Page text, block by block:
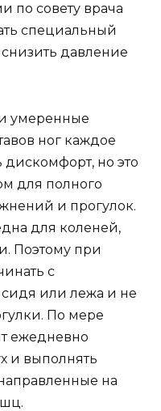
по совету врача
специальный
давление
умеренные
ног каждое
но это
для полного
и прогулок.
для коленей,
Поэтому при
с
или лежа и не
По мере
ежедневно
и выполнять
на